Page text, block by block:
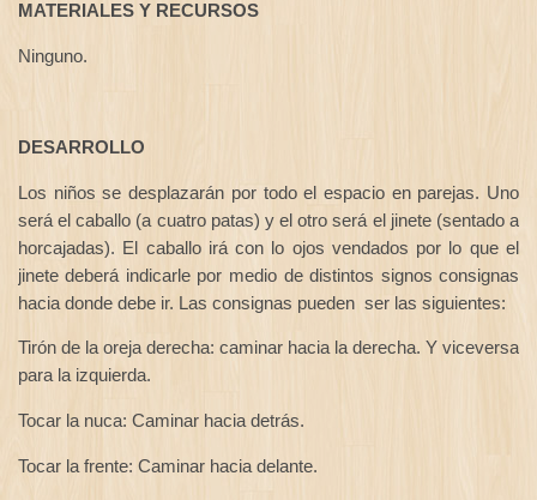
MATERIALES Y RECURSOS
Ninguno.
DESARROLLO
Los niños se desplazarán por todo el espacio en parejas. Uno
será el caballo (a cuatro patas) y el otro será el jinete (sentado a
horcajadas). El caballo irá con lo ojos vendados por lo que el
jinete deberá indicarle por medio de distintos signos consignas
hacia donde debe ir. Las consignas pueden ser las siguientes:
Tirón de la oreja derecha: caminar hacia la derecha. Y viceversa
para la izquierda.
Tocar la nuca: Caminar hacia detrás.
Tocar la frente: Caminar hacia delante.